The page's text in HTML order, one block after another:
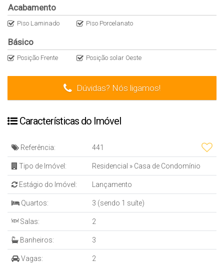
Acabamento
Piso Laminado Piso Porcelanato
Básico
Posição Frente Posição solar Oeste
Dúvidas? Nós ligamos!
Características do Imóvel
Referência: 441
Tipo de Imóvel: Residencial » Casa de Condomínio
Estágio do Imóvel: Lançamento
Quartos: 3 (sendo 1 suíte)
Salas: 2
Banheiros: 3
Vagas: 2